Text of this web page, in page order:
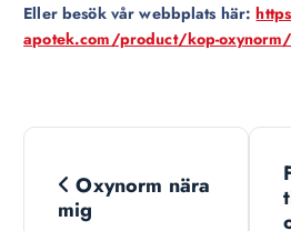
Eller besök vår webbplats här:
apotek.com/product/kop-oxynorm/
N
Oxynorm nära
mig